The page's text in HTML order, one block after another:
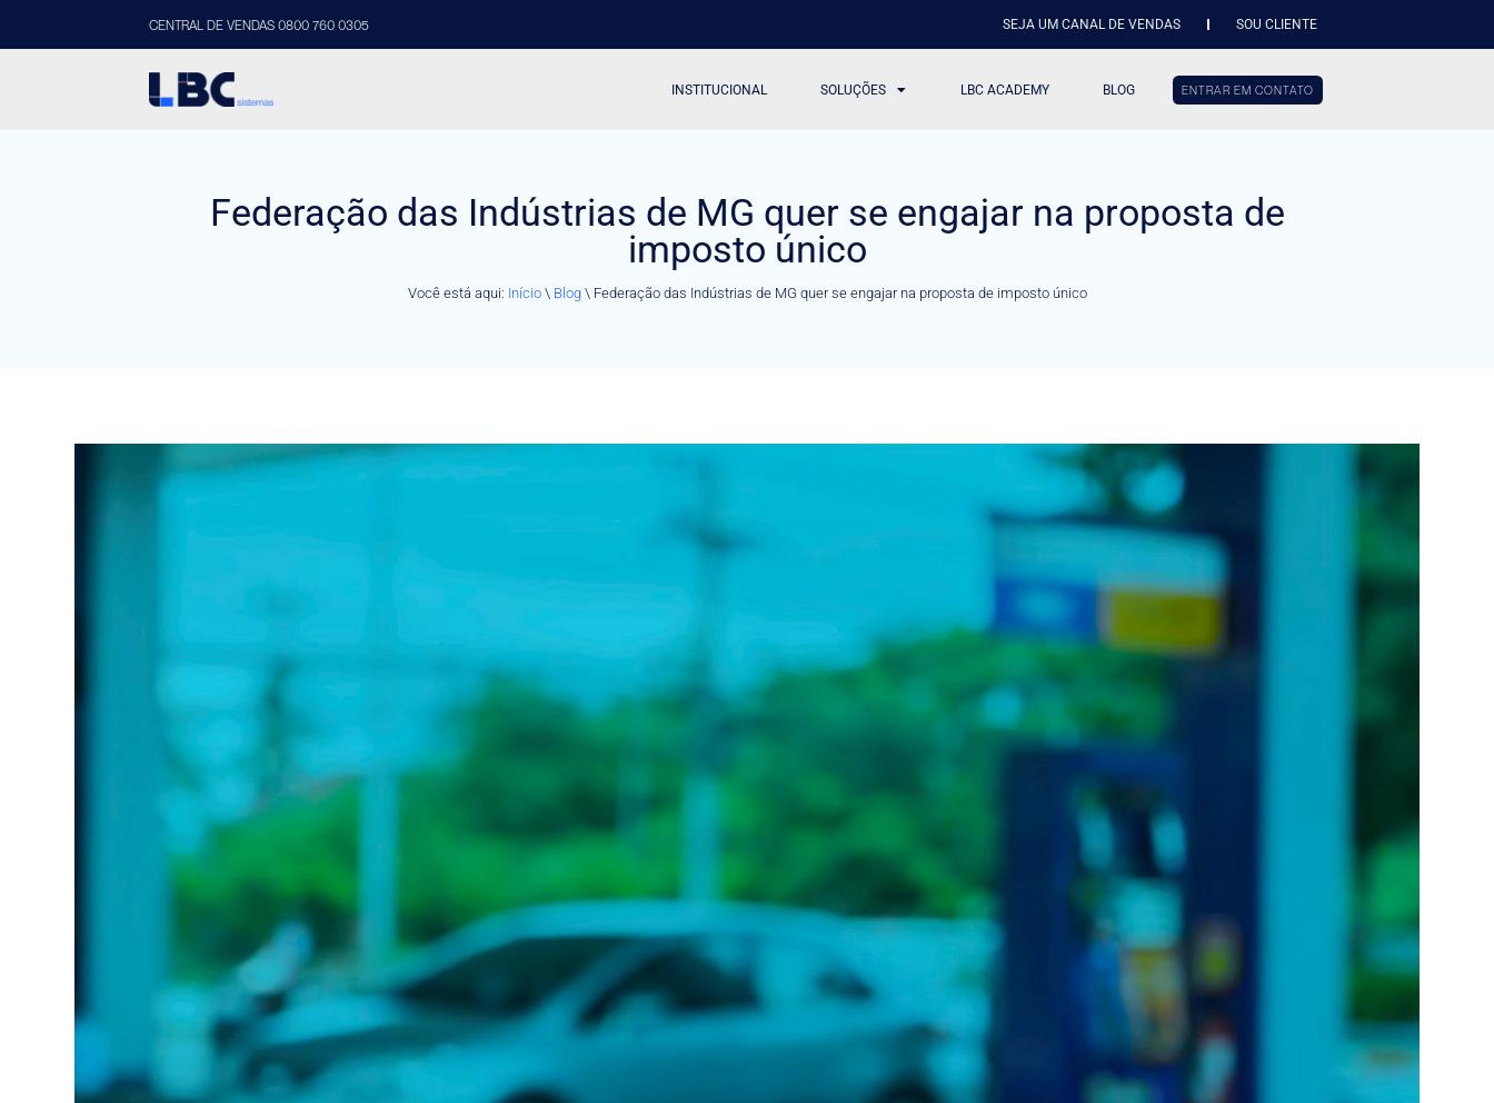
CENTRAL DE VENDAS 0800 760 0305 SEJA UM CANAL DE VENDAS SOU CLIENTE
INSTITUCIONAL SOLUÇÕES LBC ACADEMY BLOG ENTRAR EM CONTATO
Federação das Indústrias de MG quer se engajar na proposta de
imposto único
Você está aqui: Início\ Blog\ Federação das Indústrias de MG quer se engajar na proposta de imposto único